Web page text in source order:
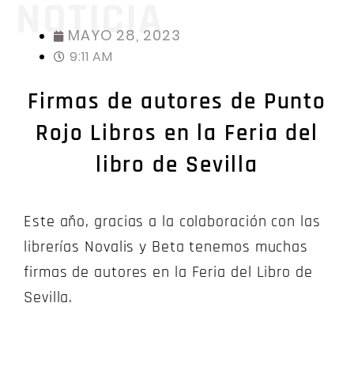
NOTICIA
MAYO 28, 2023
9:11 AM
Firmas de autores de Punto
Rojo Libros en la Feria del
libro de Sevilla
Este año, gracias a la colaboración con las
librerías Novalis y Beta tenemos muchas
firmas de autores en la Feria del Libro de
Sevilla.